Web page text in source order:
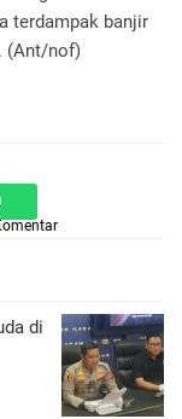
terdampak banjir
(Ant/nof)
di